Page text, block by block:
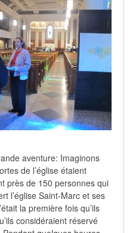
aventure: Imaginons
de l’église étaient
près de 150 personnes qui
l’église Saint-Marc et ses
la première fois qu’ils
considéraient réservé